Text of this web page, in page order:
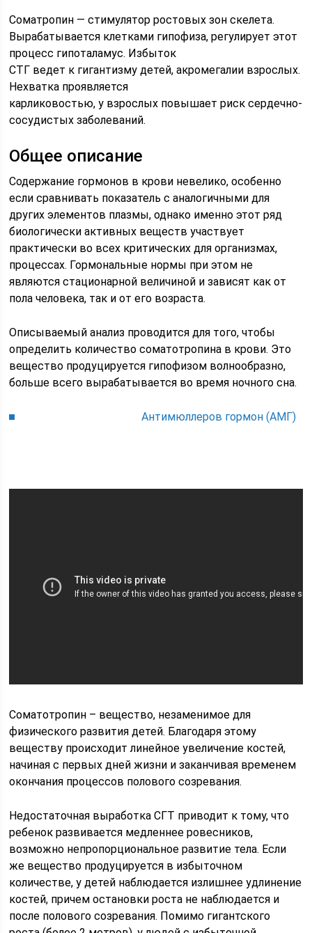
Соматропин — стимулятор ростовых зон скелета.
Вырабатывается клетками гипофиза, регулирует этот
процесс гипоталамус. Избыток
СТГ ведет к гигантизму детей, акромегалии взрослых.
Нехватка проявляется
карликовостью, у взрослых повышает риск сердечно-
сосудистых заболеваний.
Общее описание
Содержание гормонов в крови невелико, особенно
если сравнивать показатель с аналогичными для
других элементов плазмы, однако именно этот ряд
биологически активных веществ участвует
практически во всех критических для организмах,
процессах. Гормональные нормы при этом не
являются стационарной величиной и зависят как от
пола человека, так и от его возраста.
Описываемый анализ проводится для того, чтобы
определить количество соматотропина в крови. Это
вещество продуцируется гипофизом волнообразно,
больше всего вырабатывается во время ночного сна.
Антимюллеров гормон (АМГ)
Соматотропин – вещество, незаменимое для
физического развития детей. Благодаря этому
веществу происходит линейное увеличение костей,
начиная с первых дней жизни и заканчивая временем
окончания процессов полового созревания.
Недостаточная выработка СГТ приводит к тому, что
ребенок развивается медленнее ровесников,
возможно непропорциональное развитие тела. Если
же вещество продуцируется в избыточном
количестве, у детей наблюдается излишнее удлинение
костей, причем остановки роста не наблюдается и
после полового созревания. Помимо гигантского